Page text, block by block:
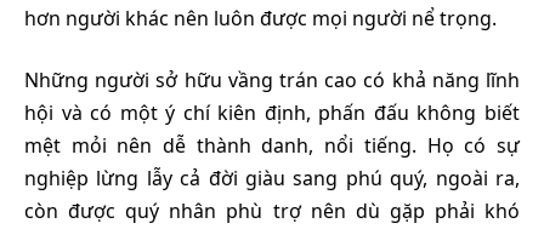
hơn người khác nên luôn được mọi người nể trọng.
Những người sở hữu vầng trán cao có khả năng lĩnh
hội và có một ý chí kiên định, phấn đấu không biết
mệt mỏi nên dễ thành danh, nổi tiếng. Họ có sự
nghiệp lừng lẫy cả đời giàu sang phú quý, ngoài ra,
còn được quý nhân phù trợ nên dù gặp phải khó